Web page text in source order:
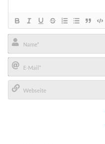
Name*
E-
Mail*